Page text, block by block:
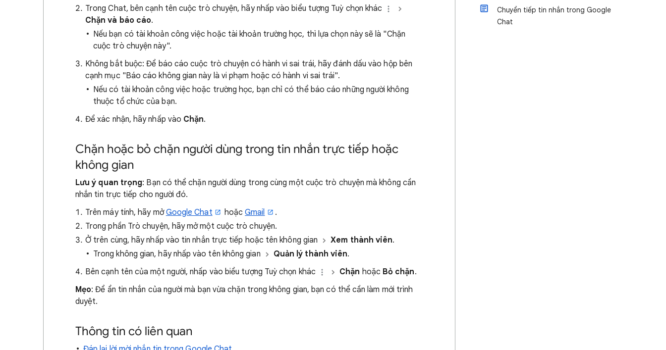
Trong Chat, bên cạnh tên cuộc trò chuyện, hãy nhấp vào biểu tượng Tuỳ chọn khác
Chặn và báo cáo.
Nếu bạn có tài khoản công việc hoặc tài khoản trường học, thì lựa chọn này sẽ là "Chặn
cuộc trò chuyện này".
Không bắt buộc: Để báo cáo cuộc trò chuyện có hành vi sai trái, hãy đánh dấu vào hộp bên
cạnh mục "Báo cáo không gian này là vi phạm hoặc có hành vi sai trái".
Nếu có tài khoản công việc hoặc trường học, bạn chỉ có thể báo cáo những người không
thuộc tổ chức của bạn.
Để xác nhận, hãy nhấp vào Chặn.
Chặn hoặc bỏ chặn người dùng trong tin nhắn trực tiếp hoặc
không gian
Lưu ý quan trọng: Bạn có thể chặn người dùng trong cùng một cuộc trò chuyện mà không cần
nhắn tin trực tiếp cho người đó.
Trên máy tính, hãy mởGoogle Chat hoặcGmail
.
Trong phần Trò chuyện, hãy mở một cuộc trò chuyện.
Ở trên cùng, hãy nhấp vào tin nhắn trực tiếp hoặc tên không gian
Xem thành viên.
Trong không gian, hãy nhấp vào tên không gian
Quản lý thành viên.
Bên cạnh tên của một người, nhấp vào biểu tượng Tuỳ chọn khác
Chặn hoặc Bỏ chặn.
Mẹo: Để ẩn tin nhắn của người mà bạn vừa chặn trong không gian, bạn có thể cần làm mới trình
duyệt.
Thông tin có liên quan
Chuyển tiếp tin nhắn trong Google
Chat